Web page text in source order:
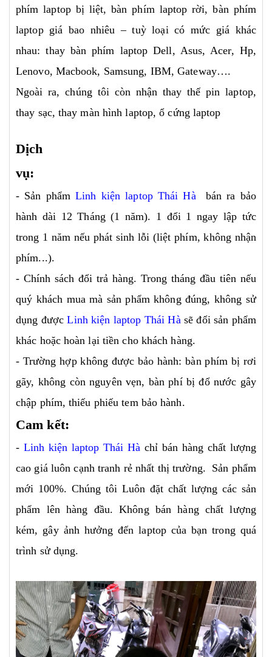
phím laptop bị liệt, bàn phím laptop rời, bàn phím
laptop giá bao nhiêu – tuỳ loại có mức giá khác
nhau: thay bàn phím laptop Dell, Asus, Acer, Hp,
Lenovo, Macbook, Samsung, IBM, Gateway….
Ngoài ra, chúng tôi còn nhận thay thế pin laptop,
thay sạc, thay màn hình laptop, ổ cứng laptop
Dịch
vụ:
- Sản phẩmLinh kiện laptop Thái Hàbán ra bảo
hành dài 12 Tháng (1 năm). 1 đổi 1 ngay lập tức
trong 1 năm nếu phát sinh lỗi (liệt phím, không nhận
phím...).
- Chính sách đổi trả hàng. Trong tháng đầu tiên nếu
quý khách mua mà sản phẩm không đúng, không sử
dụng đượcLinh kiện laptop Thái Hàsẽ đổi sản phẩm
khác hoặc hoàn lại tiền cho khách hàng.
- Trường hợp không được bảo hành: bàn phím bị rơi
gãy, không còn nguyên vẹn, bàn phí bị đổ nước gây
chập phím, thiếu phiếu tem bảo hành.
Cam kết:
- Linh kiện laptop Thái Hà chỉ bán hàng chất lượng
cao giá luôn cạnh tranh rẻ nhất thị trường. Sản phẩm
mới 100%. Chúng tôi Luôn đặt chất lượng các sản
phẩm lên hàng đầu. Không bán hàng chất lượng
kém, gây ảnh hưởng đến laptop của bạn trong quá
trình sử dụng.